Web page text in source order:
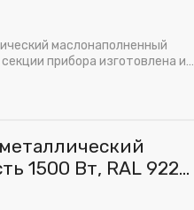
маслонаполненный
прибора изготовлена из
1500 Вт, RAL 9223,